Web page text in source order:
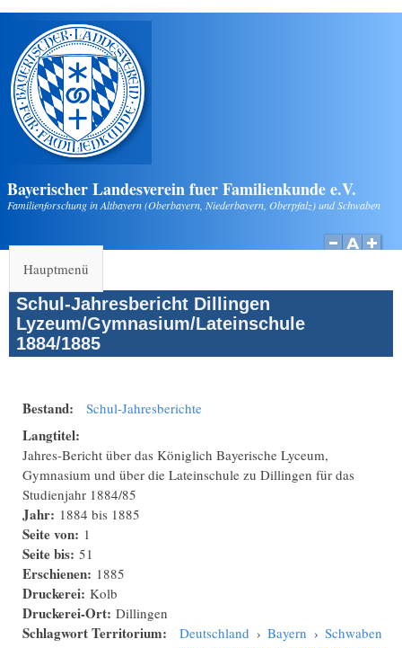
Direkt zum Inhalt
Bayerischer Landesverein fuer Familienkunde e.V.
Familienforschung in Altbayern (Oberbayern, Niederbayern, Oberpfalz) und Schwaben
Hauptmenü
Schul-Jahresbericht Dillingen
Lyzeum/Gymnasium/Lateinschule
1884/1885
Bestand: Schul-Jahresberichte
Langtitel:
Jahres-Bericht über das Königlich Bayerische Lyceum,
Gymnasium und über die Lateinschule zu Dillingen für das
Studienjahr 1884/85
Jahr: 1884 bis 1885
Seite von: 1
Seite bis: 51
Erschienen: 1885
Druckerei: Kolb
Druckerei-Ort: Dillingen
Schlagwort Territorium: Deutschland › Bayern › Schwaben